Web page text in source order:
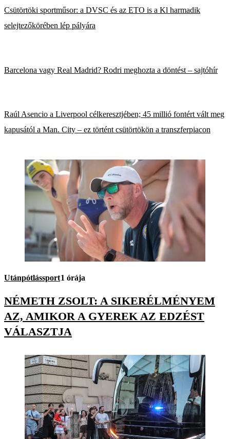
Csütörtöki sportműsor: a DVSC és az ETO is a Kl harmadik
selejtezőkörében lép pályára
Barcelona vagy Real Madrid? Rodri meghozta a döntést – sajtóhír
Raúl Asencio a Liverpool célkeresztjében; 45 millió fontért vált meg
kapusától a Man. City – ez történt csütörtökön a transzferpiacon
Utánpótlássport1 órája
NÉMETH ZSOLT: A SIKERÉLMÉNYEM
AZ, AMIKOR A GYEREK AZ EDZÉST
VÁLASZTJA